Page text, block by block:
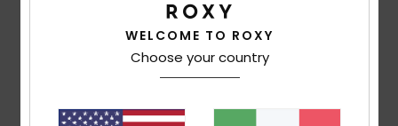
11. marzo 2026
Mostra originale - Français
WELCOME TO ROXY
Choose your country